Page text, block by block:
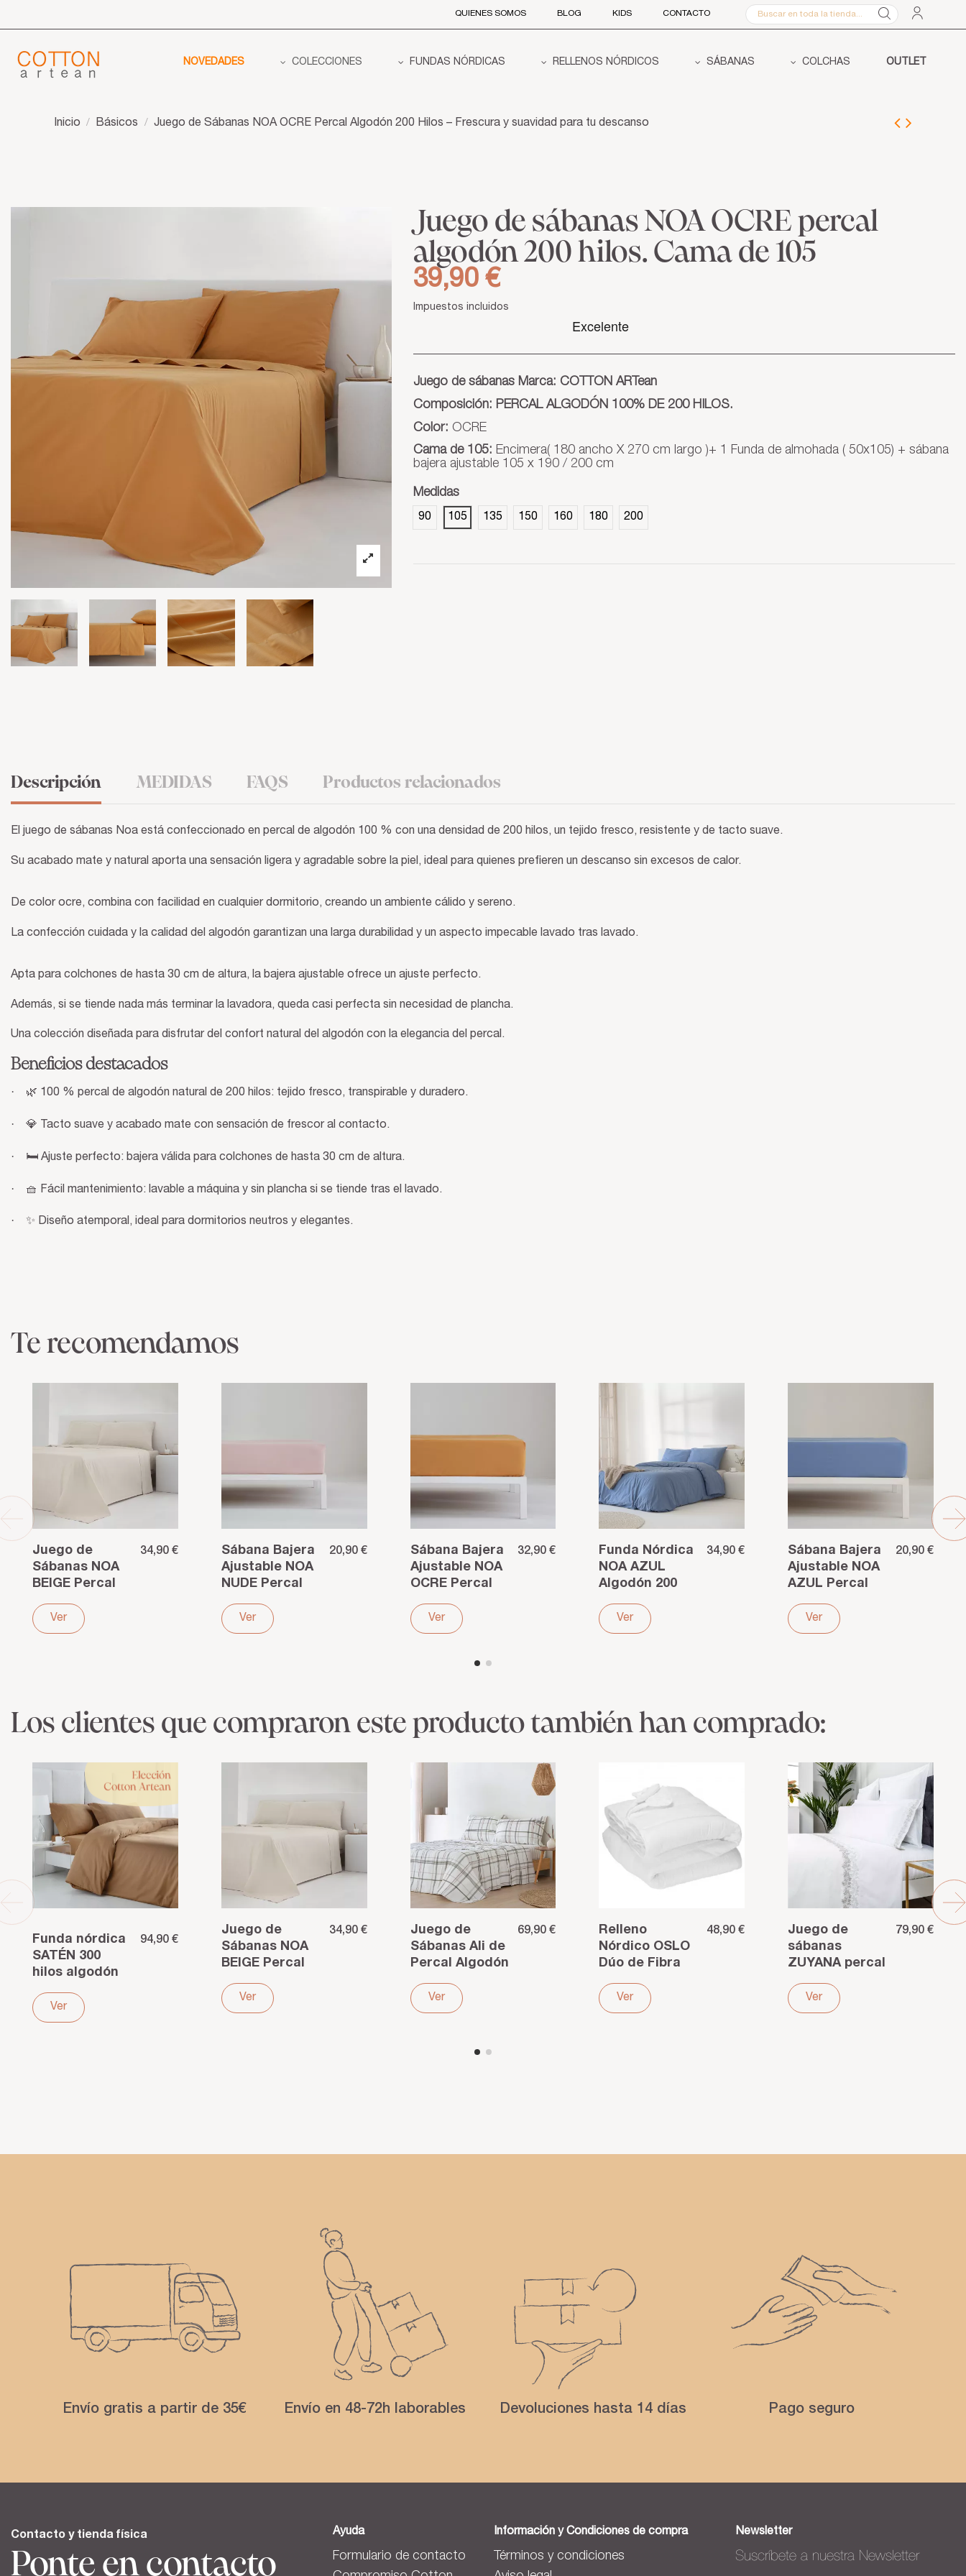
QUIENES SOMOS BLOG KIDS CONTACTO
NOVEDADES COLECCIONES FUNDAS NÓRDICAS RELLENOS NÓRDICOS SÁBANAS COLCHAS OUTLET
Inicio Básicos Juego de Sábanas NOA OCRE Percal Algodón 200 Hilos – Frescura y suavidad para tu descanso
Juego de sábanas NOA OCRE percal
algodón 200 hilos. Cama de 105
39,90 €
Impuestos incluidos
Juego de sábanas Marca: COTTON ARTean
Composición: PERCAL ALGODÓN 100% DE 200 HILOS.
Color: OCRE
Cama de 105: Encimera( 180 ancho X 270 cm largo )+ 1 Funda de almohada ( 50x105) + sábana
bajera ajustable 105 x 190 / 200 cm
Medidas
90 105 135 150 160 180 200
Descripción MEDIDAS FAQS Productos relacionados
El juego de sábanas Noa está confeccionado en percal de algodón 100 % con una densidad de 200 hilos, un tejido fresco, resistente y de tacto suave.
Su acabado mate y natural aporta una sensación ligera y agradable sobre la piel, ideal para quienes prefieren un descanso sin excesos de calor.
De color ocre, combina con facilidad en cualquier dormitorio, creando un ambiente cálido y sereno.
La confección cuidada y la calidad del algodón garantizan una larga durabilidad y un aspecto impecable lavado tras lavado.
Apta para colchones de hasta 30 cm de altura, la bajera ajustable ofrece un ajuste perfecto.
Además, si se tiende nada más terminar la lavadora, queda casi perfecta sin necesidad de plancha.
Una colección diseñada para disfrutar del confort natural del algodón con la elegancia del percal.
Beneficios destacados
· 🌿 100 % percal de algodón natural de 200 hilos: tejido fresco, transpirable y duradero.
· 💎 Tacto suave y acabado mate con sensación de frescor al contacto.
· 🛏️ Ajuste perfecto: bajera válida para colchones de hasta 30 cm de altura.
· 🧺 Fácil mantenimiento: lavable a máquina y sin plancha si se tiende tras el lavado.
· ✨ Diseño atemporal, ideal para dormitorios neutros y elegantes.
Te recomendamos
Juego de
Sábanas NOA
BEIGE Percal
Algodón 200
Hilos –
Frescura y
34,90 €
Ver
Sábana Bajera
Ajustable NOA
NUDE Percal
200 Hilos –
Ajuste perfecto
y cómodo
20,90 €
Ver
Sábana Bajera
Ajustable NOA
OCRE Percal
200 Hilos –
Ajuste perfecto
y cómodo
32,90 €
Ver
Funda Nórdica
NOA AZUL
Algodón 200
hilos –
Frescura y
suavidad diaria
34,90 €
Ver
Sábana Bajera
Ajustable NOA
AZUL Percal
200 Hilos –
Ajuste perfecto
y cómodo
20,90 €
Ver
Los clientes que compraron este producto también han comprado:
Funda nórdica
SATÉN 300
hilos algodón
terracota
94,90 €
Ver
Juego de
Sábanas NOA
BEIGE Percal
Algodón 200
Hilos –
Frescura y
34,90 €
Ver
Juego de
Sábanas Ali de
Percal Algodón
200 Hilos Beige
– Frescura y
suavidad para
69,90 €
Ver
Relleno
Nórdico OSLO
Dúo de Fibra
Antiácaros 4
Estaciones –
Confort
48,90 €
Ver
Juego de
sábanas
ZUYANA percal
algodón 200
hilos bordada
blanco
79,90 €
Ver
Envío gratis a partir de 35€ Envío en 48-72h laborables Devoluciones hasta 14 días Pago seguro
Contacto y tienda física
Ponte en contacto
Ayuda
Formulario de contacto
Información y Condiciones de compra
Términos y condiciones
Newsletter
Suscríbete a nuestra Newsletter